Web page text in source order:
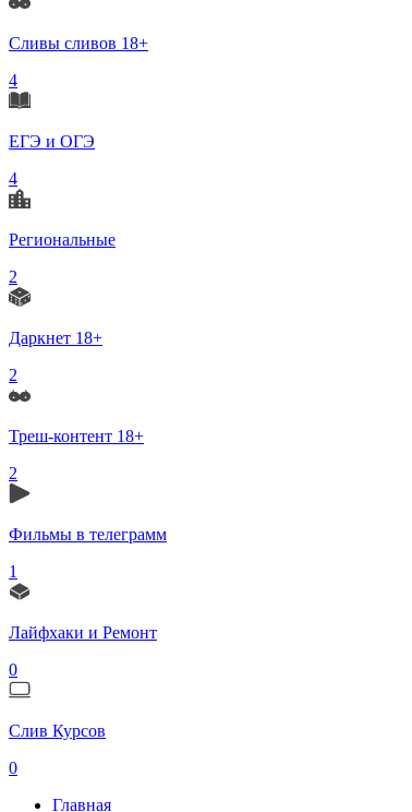
Сливы сливов 18+
4
ЕГЭ и ОГЭ
4
Региональные
2
Даркнет 18+
2
Треш-контент 18+
2
Фильмы в телеграмм
1
Лайфхаки и Ремонт
0
Слив Курсов
0
Главная